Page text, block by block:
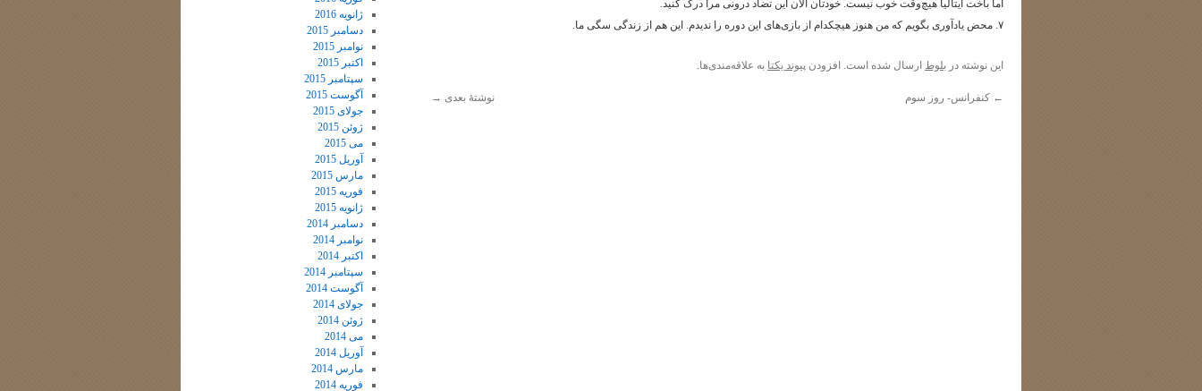
اما باخت ایتالیا هیچ‌وقت خوب نیست. خودتان الان این تضاد درونی مرا درک کنید.
۷. محض یادآوری بگویم که من هنوز هیچکدام از بازی‌های این دوره را ندیدم. این هم از زندگی سگی ما.
این نوشته در بلوط ارسال شده است. افزودن پیوند یکتا به علاقه‌مندی‌ها.
← کنفرانس- روز سوم نوشتهٔ بعدی →
ژانویه 2016
دسامبر 2015
نوامبر 2015
اکتبر 2015
سپتامبر 2015
آگوست 2015
جولای 2015
ژوئن 2015
می 2015
آوریل 2015
مارس 2015
فوریه 2015
ژانویه 2015
دسامبر 2014
نوامبر 2014
اکتبر 2014
سپتامبر 2014
آگوست 2014
جولای 2014
ژوئن 2014
می 2014
آوریل 2014
مارس 2014
فوریه 2014